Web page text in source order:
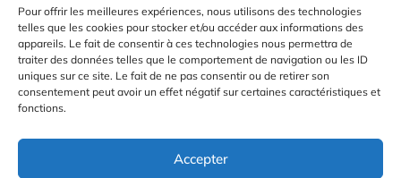
Pour offrir les meilleures expériences, nous utilisons des technologies
telles que les cookies pour stocker et/ou accéder aux informations des
appareils. Le fait de consentir à ces technologies nous permettra de
traiter des données telles que le comportement de navigation ou les ID
uniques sur ce site. Le fait de ne pas consentir ou de retirer son
consentement peut avoir un effet négatif sur certaines caractéristiques et
fonctions.
Accepter
Gestion des Cookies